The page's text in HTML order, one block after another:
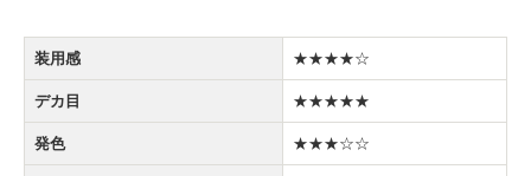
装用感 ★★★★☆
デカ目 ★★★★★
発色 ★★★☆☆